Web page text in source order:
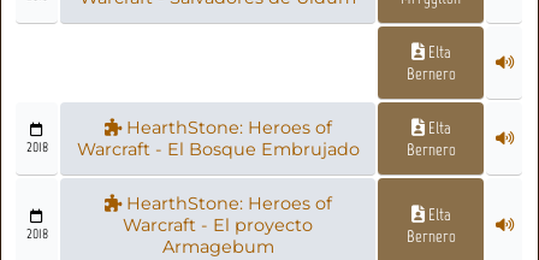
Elta
Bernero
2018
HearthStone: Heroes of
Warcraft - El Bosque Embrujado
Elta
Bernero
2018
HearthStone: Heroes of
Warcraft - El proyecto
Armagebum
Elta
Bernero